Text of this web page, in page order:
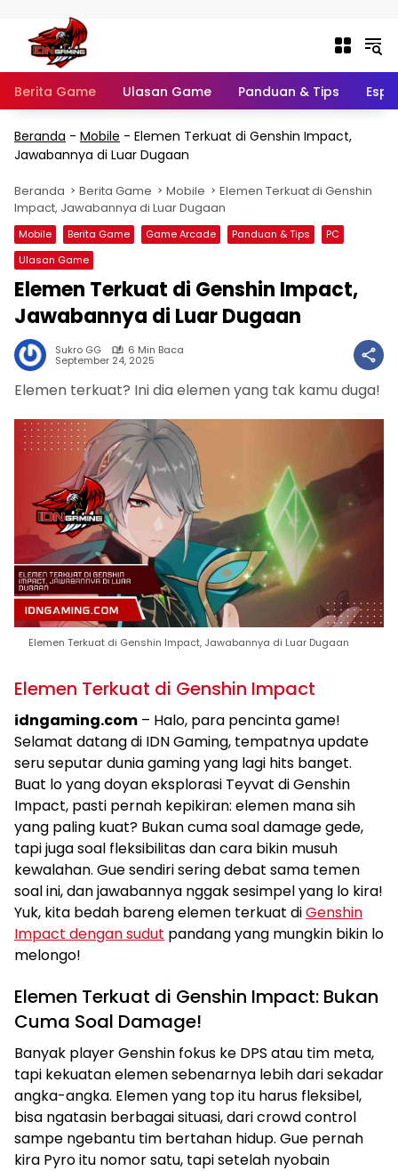
Berita Game Ulasan Game Panduan & Tips
Beranda - Mobile - Elemen Terkuat di Genshin Impact,
Jawabannya di Luar Dugaan
Beranda Berita Game Mobile
Elemen Terkuat di Genshin
Impact, Jawabannya di Luar Dugaan
Mobile Berita Game Game Arcade Panduan & Tips
PC
Ulasan Game
Elemen Terkuat di Genshin Impact,
Jawabannya di Luar Dugaan
Sukro GG 6 Min Baca
September 24, 2025
Elemen terkuat? Ini dia elemen yang tak kamu duga!
Elemen Terkuat di Genshin Impact, Jawabannya di Luar Dugaan
Elemen Terkuat di Genshin Impact
idngaming.com – Halo, para pencinta game!
Selamat datang di IDN Gaming, tempatnya update
seru seputar dunia gaming yang lagi hits banget.
Buat lo yang doyan eksplorasi Teyvat di Genshin
Impact, pasti pernah kepikiran: elemen mana sih
yang paling kuat? Bukan cuma soal damage gede,
tapi juga soal fleksibilitas dan cara bikin musuh
kewalahan. Gue sendiri sering debat sama temen
soal ini, dan jawabannya nggak sesimpel yang lo kira!
Yuk, kita bedah bareng elemen terkuat diGenshin
Impact dengan sudut pandang yang mungkin bikin lo
melongo!
Elemen Terkuat di Genshin Impact: Bukan
Cuma Soal Damage!
Banyak player Genshin fokus ke DPS atau tim meta,
tapi kekuatan elemen sebenarnya lebih dari sekadar
angka-angka. Elemen yang top itu harus fleksibel,
bisa ngatasin berbagai situasi, dari crowd control
sampe ngebantu tim bertahan hidup. Gue pernah
kira Pyro itu nomor satu, tapi setelah nyobain